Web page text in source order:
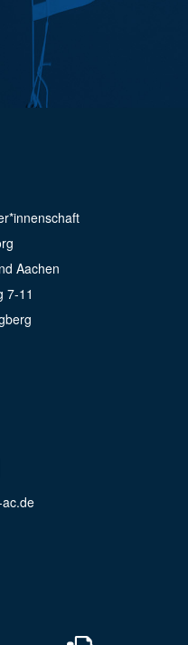
Aachen
7-11